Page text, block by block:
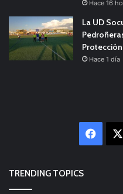
Hace 16
La UD
Hace 1 día
TRENDING TOPICS